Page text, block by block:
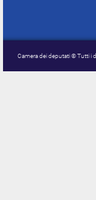
Camera dei deputati © Tutti i